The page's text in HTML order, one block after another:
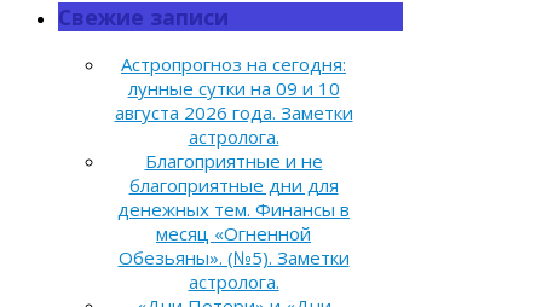
Свежие записи
Астропрогноз на сегодня:
лунные сутки на 09 и 10
августа 2026 года. Заметки
астролога.
Благоприятные и не
благоприятные дни для
денежных тем. Финансы в
месяц «Огненной
Обезьяны». (№5). Заметки
астролога.